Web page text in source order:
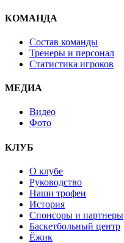
КОМАНДА
Состав команды
Тренеры и персонал
Статистика игроков
МЕДИА
Видео
Фото
КЛУБ
О клубе
Руководство
Наши трофеи
История
Спонсоры и партнеры
Баскетбольный центр
Ёжик